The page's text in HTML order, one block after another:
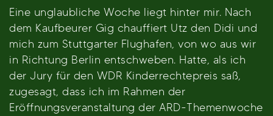
Eine unglaubliche Woche liegt hinter mir. Nach
dem Kaufbeurer Gig chauffiert Utz den Didi und
mich zum Stuttgarter Flughafen, von wo aus wir
in Richtung Berlin entschweben. Hatte, als ich
der Jury für den WDR Kinderrechtepreis saß,
zugesagt, dass ich im Rahmen der
Eröffnungsveranstaltung der ARD-Themenwoche